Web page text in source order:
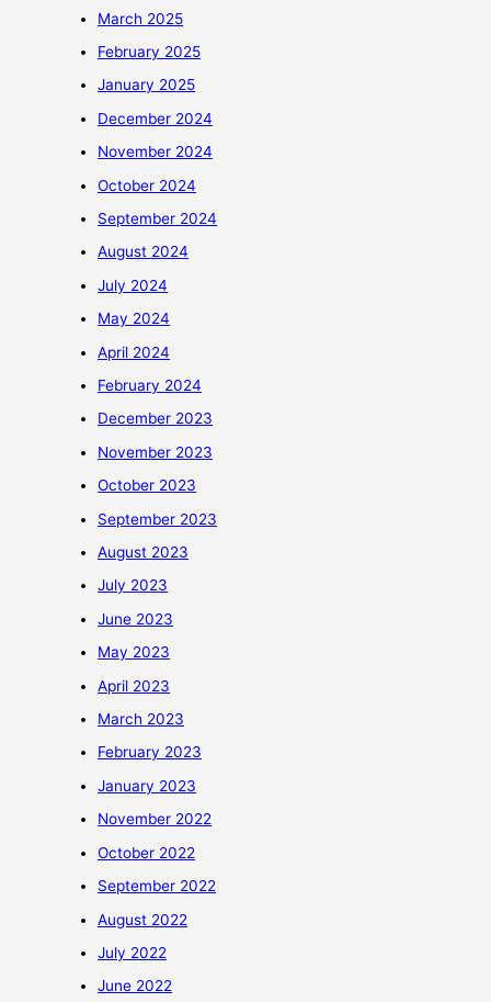
March 2025
February 2025
January 2025
December 2024
November 2024
October 2024
September 2024
August 2024
July 2024
May 2024
April 2024
February 2024
December 2023
November 2023
October 2023
September 2023
August 2023
July 2023
June 2023
May 2023
April 2023
March 2023
February 2023
January 2023
November 2022
October 2022
September 2022
August 2022
July 2022
June 2022